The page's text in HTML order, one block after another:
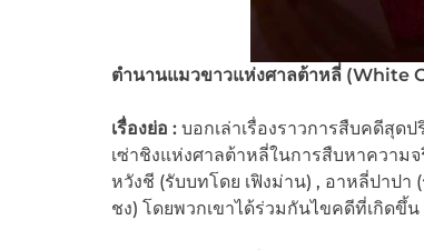
ตำนานแมวขาวแห่งศาลต้าหลี่ (White
เรื่องย่อ :บอกเล่าเรื่องราวการสืบคดีสุด
เซ่าชิงแห่งศาลต้าหลี่ในการสืบหาความ
หวังชี (รับบทโดย เฟิงม่าน) , อาหลี่ปาปา
ชง) โดยพวกเขาได้ร่วมกันไขคดีที่เกิดขึ้